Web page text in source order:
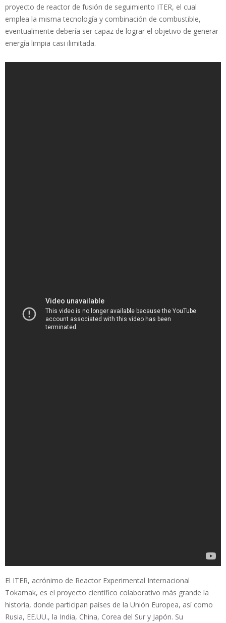
proyecto de reactor de fusión de seguimiento ITER, el cual
emplea la misma tecnología y combinación de combustible,
eventualmente debería ser capaz de lograr el objetivo de generar
energía limpia casi ilimitada.
El ITER, acrónimo de Reactor Experimental Internacional
Tokamak, es el proyecto científico colaborativo más grande la
historia, donde participan países de la Unión Europea, así como
Rusia, EE.UU., la India, China, Corea del Sur y Japón. Su